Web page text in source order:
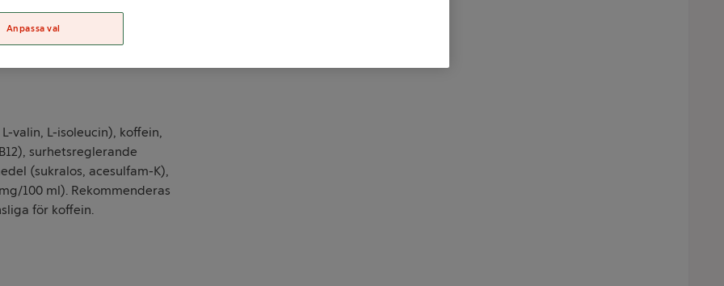
valin, L-isoleucin), koffein,
surhetsreglerande
(sukralos, acesulfam-K),
100 ml). Rekommenderas
för koffein.
Anpassa val